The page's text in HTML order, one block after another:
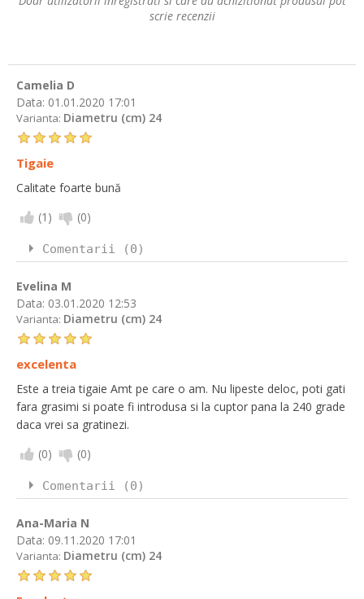
scrie recenzii
Camelia D
Data: 01.01.2020 17:01
Varianta: Diametru (cm) 24
Tigaie
Calitate foarte bună
(1 ) (0)
Comentarii (0)
Evelina M
Data: 03.01.2020 12:53
Varianta: Diametru (cm) 24
excelenta
Este a treia tigaie Amt pe care o am. Nu lipeste deloc, poti gati
fara grasimi si poate fi introdusa si la cuptor pana la 240 grade
daca vrei sa gratinezi.
(0) (0)
Comentarii (0)
Ana-Maria N
Data: 09.11.2020 17:01
Varianta: Diametru (cm) 24